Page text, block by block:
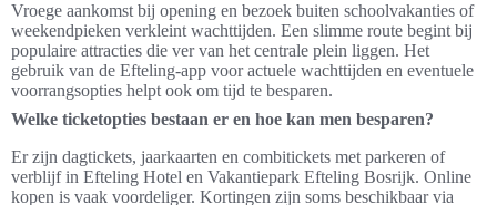
Vroege aankomst bij opening en bezoek buiten schoolvakanties of
weekendpieken verkleint wachttijden. Een slimme route begint bij
populaire attracties die ver van het centrale plein liggen. Het
gebruik van de Efteling-app voor actuele wachttijden en eventuele
voorrangsopties helpt ook om tijd te besparen.
Welke ticketopties bestaan er en hoe kan men besparen?
Er zijn dagtickets, jaarkaarten en combitickets met parkeren of
verblijf in Efteling Hotel en Vakantiepark Efteling Bosrijk. Online
kopen is vaak voordeliger. Kortingen zijn soms beschikbaar via